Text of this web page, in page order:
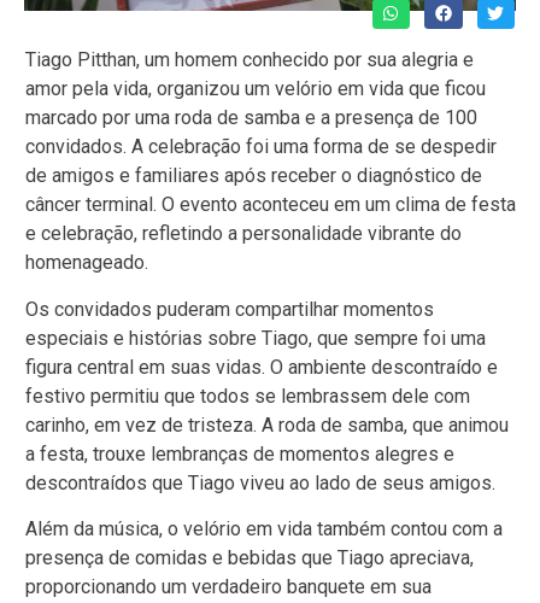
Tiago Pitthan, um homem conhecido por sua alegria e
amor pela vida, organizou um velório em vida que ficou
marcado por uma roda de samba e a presença de 100
convidados. A celebração foi uma forma de se despedir
de amigos e familiares após receber o diagnóstico de
câncer terminal. O evento aconteceu em um clima de festa
e celebração, refletindo a personalidade vibrante do
homenageado.
Os convidados puderam compartilhar momentos
especiais e histórias sobre Tiago, que sempre foi uma
figura central em suas vidas. O ambiente descontraído e
festivo permitiu que todos se lembrassem dele com
carinho, em vez de tristeza. A roda de samba, que animou
a festa, trouxe lembranças de momentos alegres e
descontraídos que Tiago viveu ao lado de seus amigos.
Além da música, o velório em vida também contou com a
presença de comidas e bebidas que Tiago apreciava,
proporcionando um verdadeiro banquete em sua